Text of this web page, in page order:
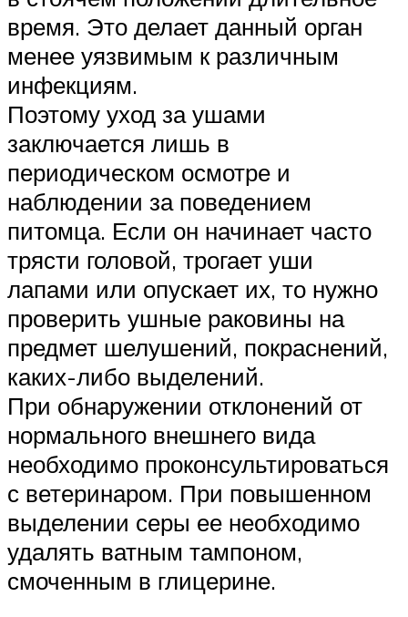
время. Это делает данный орган
менее уязвимым к различным
инфекциям.
Поэтому уход за ушами
заключается лишь в
периодическом осмотре и
наблюдении за поведением
питомца. Если он начинает часто
трясти головой, трогает уши
лапами или опускает их, то нужно
проверить ушные раковины на
предмет шелушений, покраснений,
каких-либо выделений.
При обнаружении отклонений от
нормального внешнего вида
необходимо проконсультироваться
с ветеринаром. При повышенном
выделении серы ее необходимо
удалять ватным тампоном,
смоченным в глицерине.